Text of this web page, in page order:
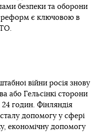
безпеки та оборони
реформ є ключовою в
війни росія знову
або Гельсінкі сторони
годин. Фінляндія
допомогу у сфері
економічну допомогу